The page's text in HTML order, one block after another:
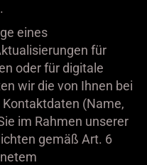
eines
für
oder für digitale
wir die von Ihnen bei
(Name,
im Rahmen unserer
gemäß Art. 6